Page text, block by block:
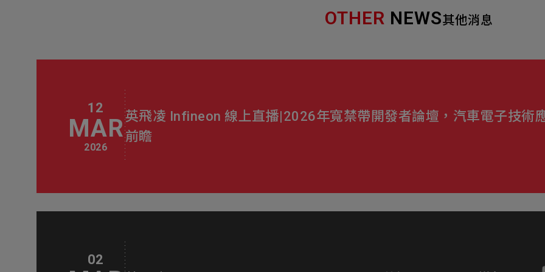
OTHER NEWS其他消息
12
MAR
2026
英飛凌 Infineon 線上直播|2026年寬禁帶開發者論壇，汽車電子技術
前瞻
02